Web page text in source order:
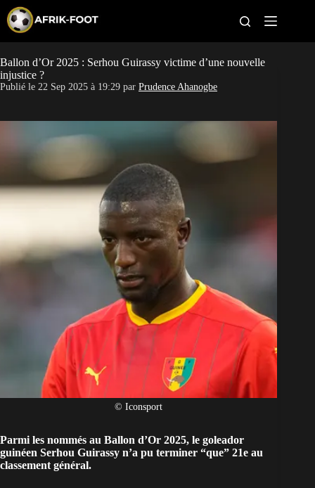
p
t
o
c
o
t
CAN féminine
Clubs
Classement
Paris sportifs
Ballon d’Or 2025 : Serhou Guirassy victime d’une nouvelle
injustice ?
Publié le 22 Sep 2025 à 19:29 par Prudence Ahanogbe
© Iconsport
Parmi les nommés au Ballon d’Or 2025, le goleador
guinéen Serhou Guirassy n’a pu terminer “que” 21e au
classement général.